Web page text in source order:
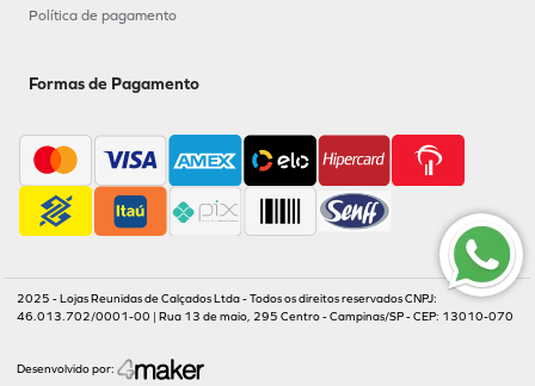
Política de pagamento
Formas de Pagamento
2025 - Lojas Reunidas de Calçados Ltda - Todos os direitos reservados CNPJ:
46.013.702/0001-00 | Rua 13 de maio, 295 Centro - Campinas/SP - CEP: 13010-070
Desenvolvido por: